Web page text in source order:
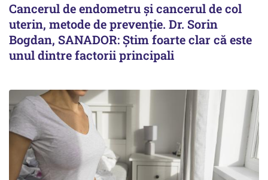
Cancerul de endometru și cancerul de col
uterin, metode de prevenție. Dr. Sorin
Bogdan, SANADOR: Știm foarte clar că este
unul dintre factorii principali